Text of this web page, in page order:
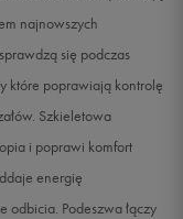
Powiadom o dostępności
Powiadom o dostępności
Powiadom o dostępności
najnowszych
się podczas
które poprawiają kontrolę
Szkieletowa
i poprawi komfort
energię
odbicia. Podeszwa łączy